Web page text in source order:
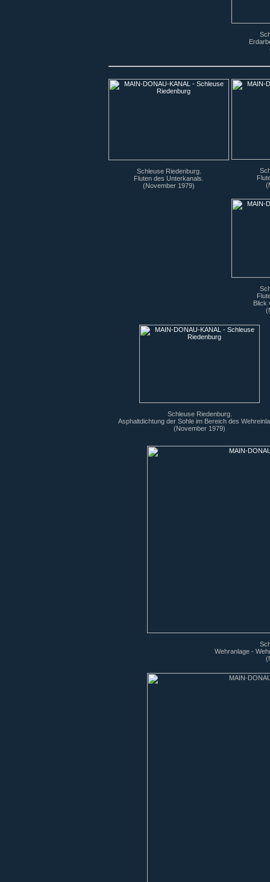
Schleuse Riedenburg.
Fluten des Unterkanals.
(November 1979)
Blick
Schleuse Riedenburg.
Asphaltdichtung der Sohle im Bereich des
(November 1979)
Wehranlage -